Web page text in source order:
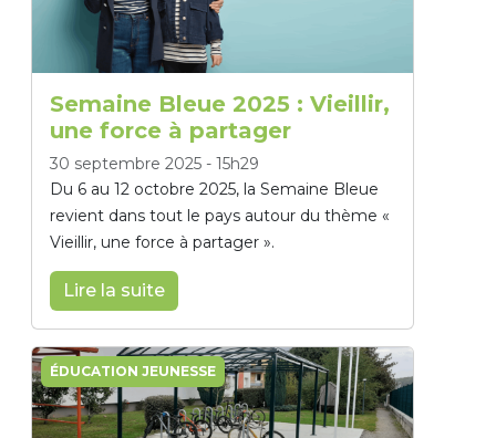
Semaine Bleue 2025 : Vieillir,
une force à partager
30 septembre 2025 - 15h29
Du 6 au 12 octobre 2025, la Semaine Bleue
revient dans tout le pays autour du thème «
Vieillir, une force à partager ».
Lire la suite
ÉDUCATION JEUNESSE